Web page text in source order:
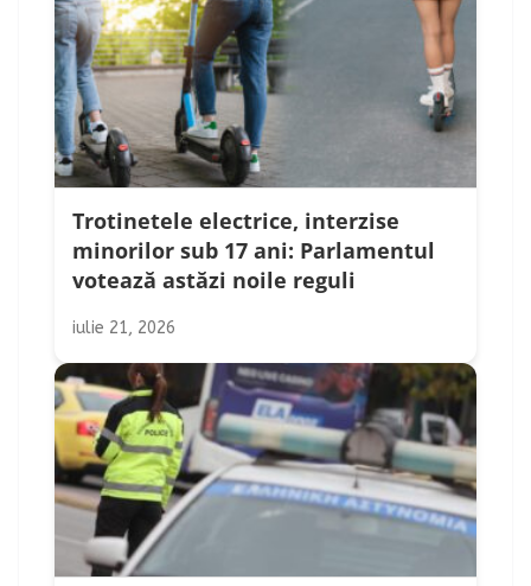
Trotinetele electrice, interzise
minorilor sub 17 ani: Parlamentul
votează astăzi noile reguli
iulie 21, 2026